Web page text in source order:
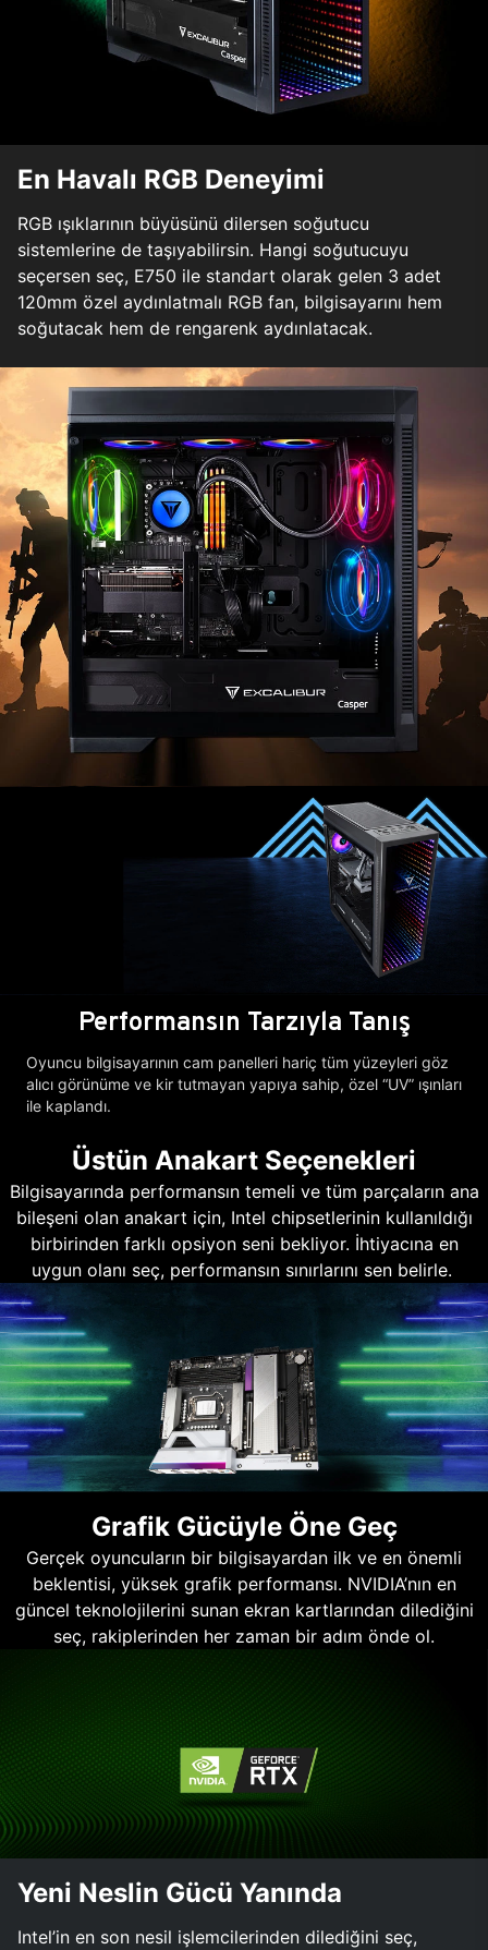
En Havalı RGB Deneyimi
RGB ışıklarının büyüsünü dilersen soğutucu
sistemlerine de taşıyabilirsin. Hangi soğutucuyu
seçersen seç, E750 ile standart olarak gelen 3 adet
120mm özel aydınlatmalı RGB fan, bilgisayarını hem
soğutacak hem de rengarenk aydınlatacak.
Performansın Tarzıyla Tanış
Oyuncu bilgisayarının cam panelleri hariç tüm yüzeyleri göz
alıcı görünüme ve kir tutmayan yapıya sahip, özel “UV” ışınları
ile kaplandı.
Üstün Anakart Seçenekleri
Bilgisayarında performansın temeli ve tüm parçaların ana
bileşeni olan anakart için, Intel chipsetlerinin kullanıldığı
birbirinden farklı opsiyon seni bekliyor. İhtiyacına en
uygun olanı seç, performansın sınırlarını sen belirle.
Grafik Gücüyle Öne Geç
Gerçek oyuncuların bir bilgisayardan ilk ve en önemli
beklentisi, yüksek grafik performansı. NVIDIA’nın en
güncel teknolojilerini sunan ekran kartlarından dilediğini
seç, rakiplerinden her zaman bir adım önde ol.
Yeni Neslin Gücü Yanında
Intel’in en son nesil işlemcilerinden dilediğini seç,